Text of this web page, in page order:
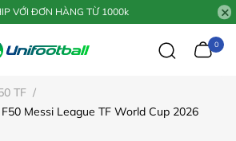
VỚI ĐƠN HÀNG TỪ 1000k
0
TF /
Messi League TF World Cup 2026